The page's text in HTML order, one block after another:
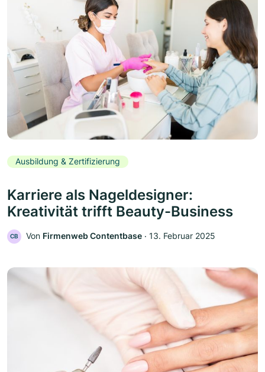
Ausbildung & Zertifizierung
Karriere als Nageldesigner:
Kreativität trifft Beauty-Business
CB Von Firmenweb Contentbase ‧ 13. Februar 2025